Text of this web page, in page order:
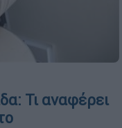
Τι αναφέρει